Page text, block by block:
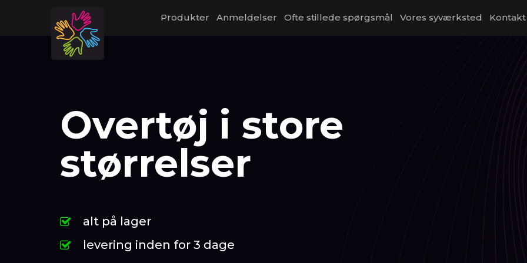
Produkter Anmeldelser Ofte stillede spørgsmål Vores syværksted Kontakt
Overtøj i store
størrelser
alt på lager
levering inden for 3 dage